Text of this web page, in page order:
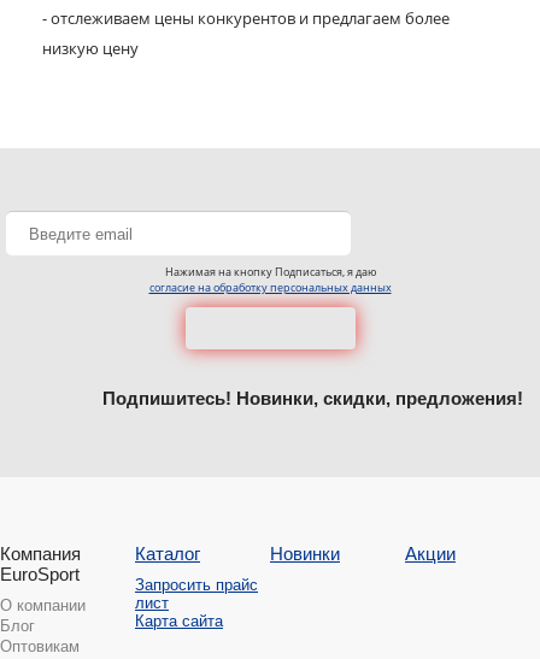
- отслеживаем цены конкурентов и предлагаем более
низкую цену
Нажимая на кнопку Подписаться, я даю
согласие на обработку персональных данных
Подпишитесь! Новинки, скидки, предложения!
Компания
EuroSport
О компании
Блог
Оптовикам
Каталог
Запросить прайс
лист
Карта сайта
Новинки Акции